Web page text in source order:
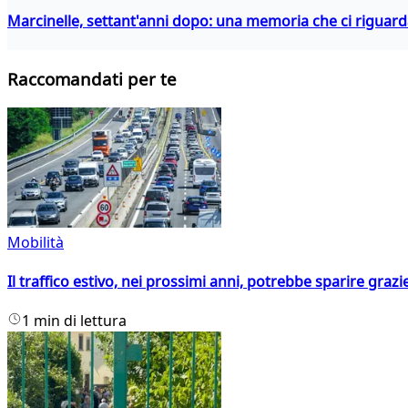
Marcinelle, settant'anni dopo: una memoria che ci
Raccomandati per te
Mobilità
Il traffico estivo, nei prossimi anni, potrebbe sparire
1 min di lettura